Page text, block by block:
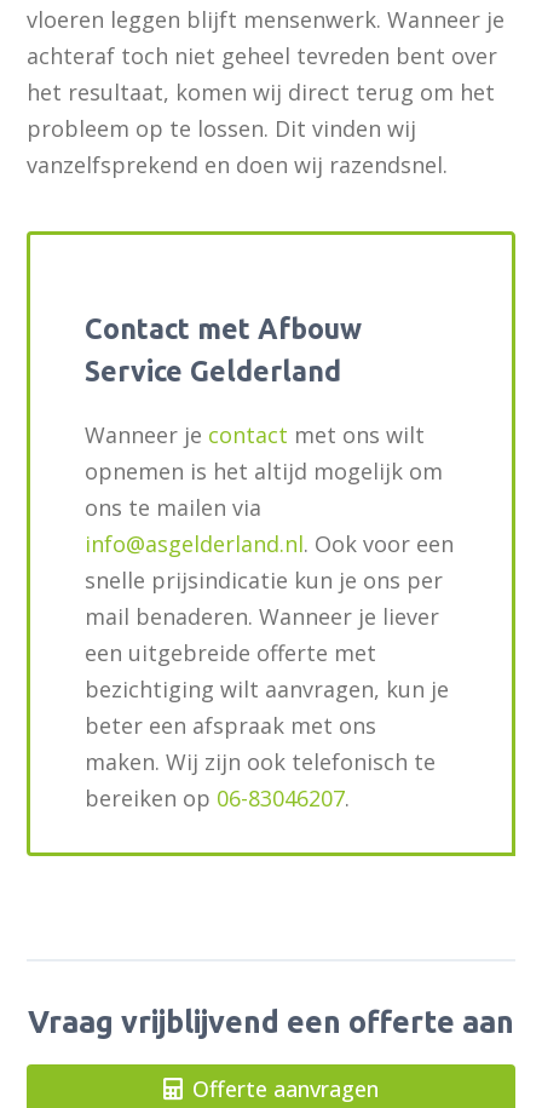
vloeren leggen blijft mensenwerk. Wanneer je
achteraf toch niet geheel tevreden bent over
het resultaat, komen wij direct terug om het
probleem op te lossen. Dit vinden wij
vanzelfsprekend en doen wij razendsnel.
Contact met Afbouw
Service Gelderland
Wanneer je contact met ons wilt
opnemen is het altijd mogelijk om
ons te mailen via
info@asgelderland.nl. Ook voor een
snelle prijsindicatie kun je ons per
mail benaderen. Wanneer je liever
een uitgebreide offerte met
bezichtiging wilt aanvragen, kun je
beter een afspraak met ons
maken. Wij zijn ook telefonisch te
bereiken op 06-83046207.
Vraag vrijblijvend een offerte aan
Offerte aanvragen